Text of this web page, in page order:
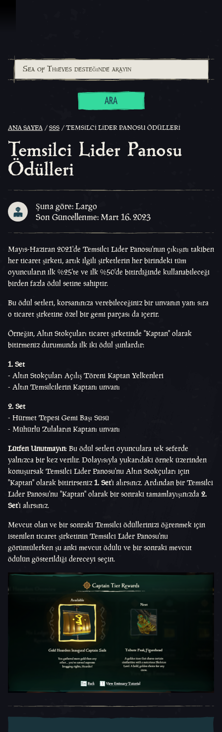
ARA
ANA SAYFA SSS TEMSILCI LIDER PANOSU ÖDÜLLERI
Temsilci Lider Panosu
Ödülleri
Şuna göre: Largo
Son Güncellenme: Mart 16. 2023
Mayıs-Haziran 2021'de Temsilci Lider Panosu'nun çıkışını takiben
her ticaret şirketi, artık ilgili şirketlerin her birindeki tüm
oyuncuların ilk %25'te ve ilk %50'de bitirdiğinde kullanabileceği
birden fazla ödül setine sahiptir.
Bu ödül setleri, korsanınıza verebileceğiniz bir unvanın yanı sıra
o ticaret şirketine özel bir gemi parçası da içerir.
Örneğin, Altın Stokçuları ticaret şirketinde "Kaptan" olarak
bitirmeniz durumunda ilk iki ödül şunlardır:
1. Set
- Altın Stokçuları Açılış Töreni Kaptan Yelkenleri
- Altın Temsilcilerin Kaptanı unvanı
2. Set
- Hürmet Tepesi Gemi Başı Süsü
- Mühürlü Zulaların Kaptanı unvanı
Lütfen Unutmayın: Bu ödül setleri oyunculara tek seferde
yalnızca bir kez verilir. Dolayısıyla yukarıdaki örnek üzerinden
konuşursak Temsilci Lider Panosu'nu Altın Stokçuları için
"Kaptan" olarak bitirirseniz1. Set'i alırsınız. Ardından bir Temsilci
Lider Panosu'nu "Kaptan" olarak bir sonraki tamamlayışınızda 2.
Set'i alırsınız.
Mevcut olan ve bir sonraki Temsilci ödüllerinizi öğrenmek için
istenilen ticaret şirketinin Temsilci Lider Panosu'nu
görüntülerken şu anki mevcut ödülü ve bir sonraki mevcut
ödülün gösterildiği dereceyi seçin.